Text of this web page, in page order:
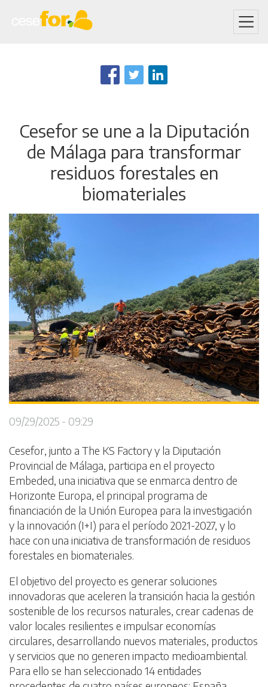
to
main
Cesefor se une a la Diputación
de Málaga para transformar
residuos forestales en
biomateriales
09/29/2025 - 09:29
Cesefor, junto a The KS Factory y la Diputación
Provincial de Málaga, participa en el proyecto
Embeded, una iniciativa que se enmarca dentro de
Horizonte Europa, el principal programa de
financiación de la Unión Europea para la investigación
y la innovación (I+I) para el período 2021-2027, y lo
hace con una iniciativa de transformación de residuos
forestales en biomateriales.
El objetivo del proyecto es generar soluciones
innovadoras que aceleren la transición hacia la gestión
sostenible de los recursos naturales, crear cadenas de
valor locales resilientes e impulsar economías
circulares, desarrollando nuevos materiales, productos
y servicios que no generen impacto medioambiental.
Para ello se han seleccionado 14 entidades